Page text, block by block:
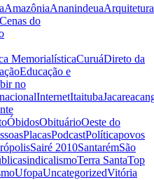
AmazôniaAnanindeuaArquitetura
Cenas do
MemorialísticaCuruáDireto da
Educação e
no
InternetItaituba
ÓbidosObituárioOeste do
PlacasPodcastPolíticapovos
Sairé 2010SantarémSão
sindicalismoTerra SantaTop
UfopaUncategorizedVitória